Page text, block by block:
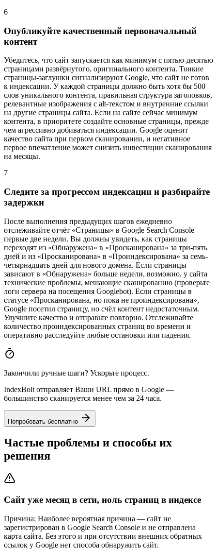
6
Опубликуйте качественный первоначальный
контент
Убедитесь, что сайт запускается как минимум с пятью-десятью
страницами развёрнутого, оригинального контента. Тонкие
страницы-заглушки сигнализируют Google, что сайт не готов
к индексации. У каждой страницы должно быть хотя бы 500
слов уникального контента, правильная структура заголовков,
релевантные изображения с alt-текстом и внутренние ссылки
на другие страницы сайта. Если на сайте сейчас минимум
контента, в приоритете создайте основные страницы, прежде
чем агрессивно добиваться индексации. Google оценит
качество сайта при первом сканировании, и негативное
первое впечатление может снизить инвестиции сканирования
на месяцы.
7
Следите за прогрессом индексации и разбирайте
задержки
После выполнения предыдущих шагов ежедневно
отслеживайте отчёт «Страницы» в Google Search Console
первые две недели. Вы должны увидеть, как страницы
переходят из «Обнаружена» в «Просканирована» за три-пять
дней и из «Просканирована» в «Проиндексирована» за семь-
четырнадцать дней для нового домена. Если страницы
зависают в «Обнаружена» больше недели, возможно, у сайта
технические проблемы, мешающие сканированию (проверьте
логи сервера на посещения Googlebot). Если страницы в
статусе «Просканирована, но пока не проиндексирована»,
Google посетил страницу, но счёл контент недостаточным.
Улучшите качество и отправьте повторно. Отслеживайте
количество проиндексированных страниц во времени и
оперативно расследуйте любые остановки или падения.
Закончили ручные шаги? Ускорьте процесс.
IndexBolt отправляет Ваши URL прямо в Google —
большинство сканируется менее чем за 24 часа.
Попробовать бесплатно
Частые проблемы и способы их
решения
Сайт уже месяц в сети, ноль страниц в индексе
Причина: Наиболее вероятная причина — сайт не
зарегистрирован в Google Search Console и не отправлена
карта сайта. Без этого и при отсутствии внешних обратных
ссылок у Google нет способа обнаружить сайт.